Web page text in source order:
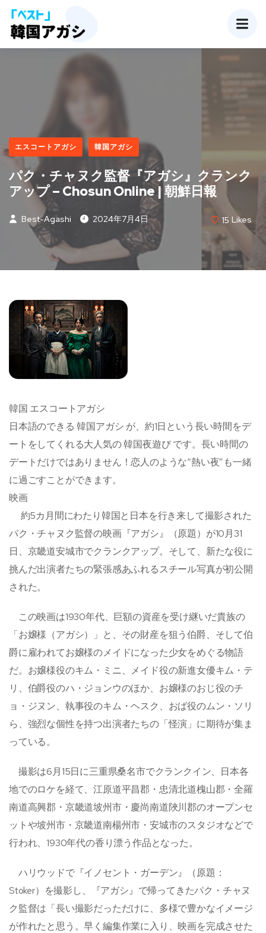
エスコートアガシ 韓国アガシ
パク・チャヌク監督『アガシ』クランク
アップ – Chosun Online | 朝鮮日報
Best-Agashi 2024年7月4日 15 Likes
韓国 エスコートアガシ
日本語のできる 韓国アガシ が、約1日という長い時間をデ
ートをしてくれる大人気の 韓国夜遊び です。長い時間の
デートだけではありません！恋人のような“熱い夜”も一緒
に過ごすことができます。
映画
約5カ月間にわたり韓国と日本を行き来して撮影された
パク・チャヌク監督の映画『アガシ』（原題）が10月31
日、京畿道安城市でクランクアップ。そして、新たな役に
挑んだ出演者たちの緊張感あふれるスチール写真が初公開
された。
この映画は1930年代、巨額の資産を受け継いだ貴族の
「お嬢様（アガシ）」と、その財産を狙う伯爵、そして伯
爵に雇われてお嬢様のメイドになった少女をめぐる物語
だ。お嬢様役のキム・ミニ、メイド役の新進女優キム・テ
リ、伯爵役のハ・ジョンウのほか、お嬢様のおじ役のチ
ョ・ジヌン、執事役のキム・ヘスク、おば役のムン・ソリ
ら、強烈な個性を持つ出演者たちの「怪演」に期待が集ま
っている。
撮影は6月15日に三重県桑名市でクランクイン、日本各
地でのロケを経て、江原道平昌郡・忠清北道槐山郡・全羅
南道高興郡・京畿道坡州市・慶尚南道陜川郡のオープンセ
ットや坡州市・京畿道南楊州市・安城市のスタジオなどで
行われ、1930年代の香り漂う作品となった。
ハリウッドで『イノセント・ガーデン』（原題：
Stoker）を撮影し、『アガシ』で帰ってきたパク・チャヌ
ク監督は「長い撮影だっただけに、多様で豊かなイメージ
が作れたと思う。早く編集作業に入り、映画を完成させた